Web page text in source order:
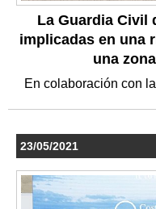
La Guardia Civil
implicadas en una
una
En colaboración con
23/05/2021